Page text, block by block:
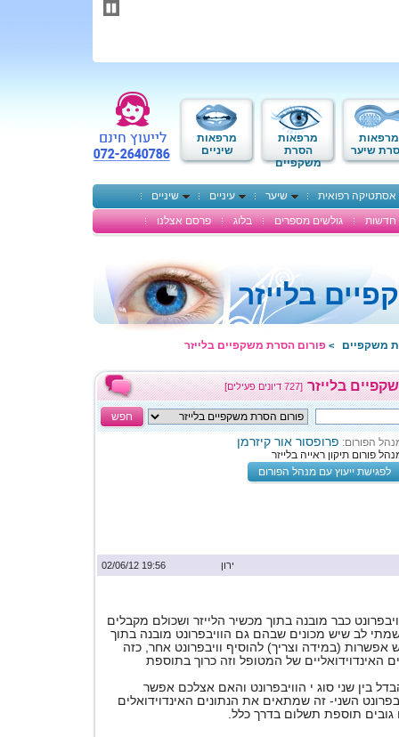
מרפאות
שיער
מרפאות
הסרת
משקפיים
מרפאות
שיניים
אסתטיקה רפואית שיער עיניים
שיניים
חדשות
גולשים מספרים בלוג פרסם אצלנו
בלייזר
משקפיים > פורום הסרת משקפיים בלייזר
[727 דיונים פעילים] בלייזר
חפש
הפורום: פרופסור אור קיזרמן
פורום תיקון ראייה בלייזר
לפגישת ייעוץ עם מנהל הפורום
19:56 02/06/12 ירון
כבר מובנה בתוך מכשיר הלייזר ושכולם מקבלים
לב שיש מכונים שבהם גם הוויבפרונט מובנה בתוך
אפשרות (במידה וצריך) להוסיף וויבפרונט אחר, כזה
האינדוידואליים של המטופל וזה כרוך בתוספת
בין שני סוג י הוויבפרונט והאם אצלכם אפשר
השני- זה שמתאים את הנתונים האינדוידואלים
גובים תוספת תשלום בדרך כלל.